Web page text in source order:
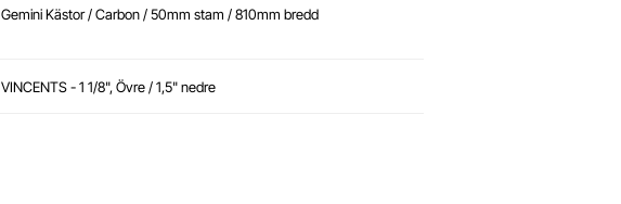
Gemini Kästor / Carbon / 50mm stam / 810mm bredd
VINCENTS - 1 1/8", Övre / 1,5" nedre